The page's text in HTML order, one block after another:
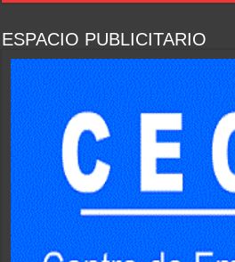
ESPACIO PUBLICITARIO